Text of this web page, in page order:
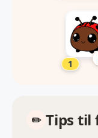
Tips til